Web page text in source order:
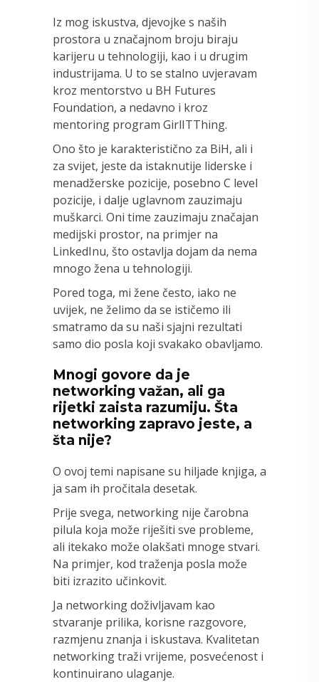
Iz mog iskustva, djevojke s naših
prostora u značajnom broju biraju
karijeru u tehnologiji, kao i u drugim
industrijama. U to se stalno uvjeravam
kroz mentorstvo u BH Futures
Foundation, a nedavno i kroz
mentoring program GirlITThing.
Ono što je karakteristično za BiH, ali i
za svijet, jeste da istaknutije liderske i
menadžerske pozicije, posebno C level
pozicije, i dalje uglavnom zauzimaju
muškarci. Oni time zauzimaju značajan
medijski prostor, na primjer na
LinkedInu, što ostavlja dojam da nema
mnogo žena u tehnologiji.
Pored toga, mi žene često, iako ne
uvijek, ne želimo da se ističemo ili
smatramo da su naši sjajni rezultati
samo dio posla koji svakako obavljamo.
Mnogi govore da je
networking važan, ali ga
rijetki zaista razumiju. Šta
networking zapravo jeste, a
šta nije?
O ovoj temi napisane su hiljade knjiga, a
ja sam ih pročitala desetak.
Prije svega, networking nije čarobna
pilula koja može riješiti sve probleme,
ali itekako može olakšati mnoge stvari.
Na primjer, kod traženja posla može
biti izrazito učinkovit.
Ja networking doživljavam kao
stvaranje prilika, korisne razgovore,
razmjenu znanja i iskustava. Kvalitetan
networking traži vrijeme, posvećenost i
kontinuirano ulaganje.